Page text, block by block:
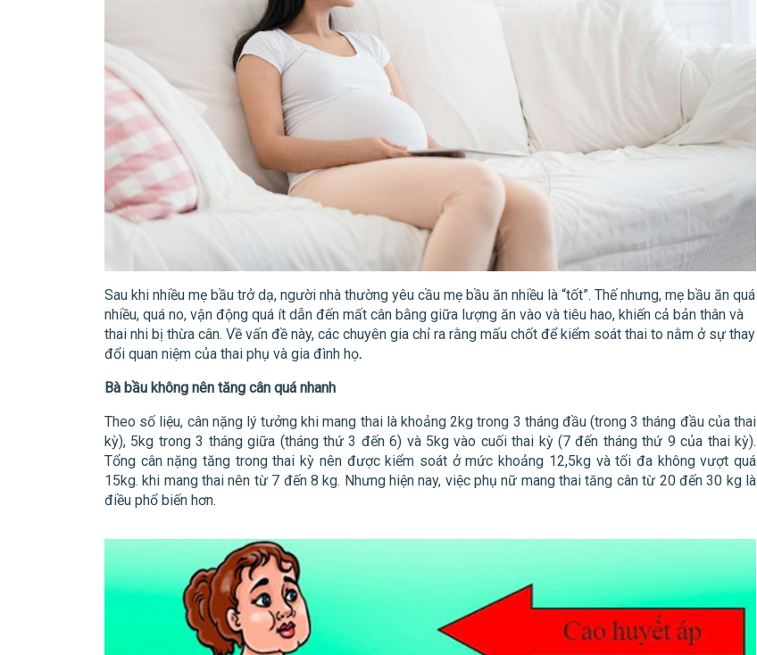
Sau khi nhiều mẹ bầu trở dạ, người nhà thường yêu cầu mẹ bầu ăn nhiều là “tốt”. Thế nhưng, mẹ bầu ăn quá
nhiều, quá no, vận động quá ít dẫn đến mất cân bằng giữa lượng ăn vào và tiêu hao, khiến cả bản thân và
thai nhi bị thừa cân. Về vấn đề này, các chuyên gia chỉ ra rằng mấu chốt để kiểm soát thai to nằm ở sự thay
đổi quan niệm của thai phụ và gia đình họ.
Bà bầu không nên tăng cân quá nhanh
Theo số liệu, cân nặng lý tưởng khi mang thai là khoảng 2kg trong 3 tháng đầu (trong 3 tháng đầu của thai
kỳ), 5kg trong 3 tháng giữa (tháng thứ 3 đến 6) và 5kg vào cuối thai kỳ (7 đến tháng thứ 9 của thai kỳ).
Tổng cân nặng tăng trong thai kỳ nên được kiểm soát ở mức khoảng 12,5kg và tối đa không vượt quá
15kg. khi mang thai nên từ 7 đến 8 kg. Nhưng hiện nay, việc phụ nữ mang thai tăng cân từ 20 đến 30 kg là
điều phổ biến hơn.